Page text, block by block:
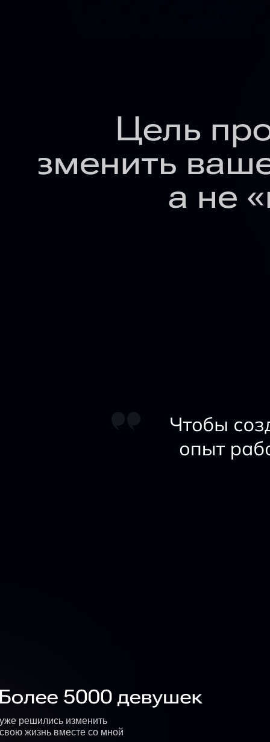
уже решились изменить
свою жизнь вместе со мной